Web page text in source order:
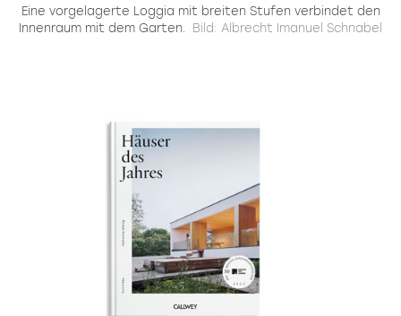
Eine vorgelagerte Loggia mit breiten Stufen verbindet den
Innenraum mit dem Garten.
Bild: Albrecht Imanuel Schnabel